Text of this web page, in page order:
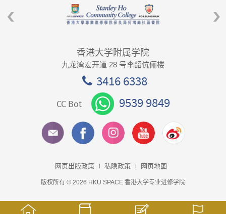
香港大学附属学院
九龙湾宏开道 28 号李韶伉俪楼
3416 6338
CC Bot 9539 9849
网页出版政策 私隐政策 网页地图
版权所有 © 2026 HKU SPACE 香港大学专业进修学院